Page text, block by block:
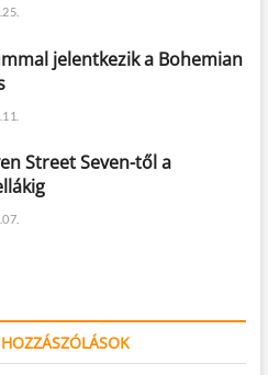
jelentkezik a Bohemian
Street Seven-től a